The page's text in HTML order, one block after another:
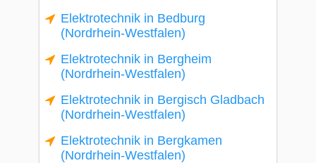
Elektrotechnik in Bedburg
(Nordrhein-Westfalen)
Elektrotechnik in Bergheim
(Nordrhein-Westfalen)
Elektrotechnik in Bergisch Gladbach
(Nordrhein-Westfalen)
Elektrotechnik in Bergkamen
(Nordrhein-Westfalen)